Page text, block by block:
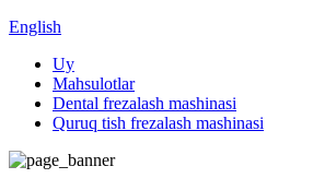
English
Uy
Mahsulotlar
Dental frezalash mashinasi
Quruq tish frezalash mashinasi